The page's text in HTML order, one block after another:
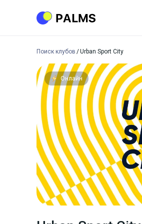
Поиск клубов Urban Sport City
Онлайн